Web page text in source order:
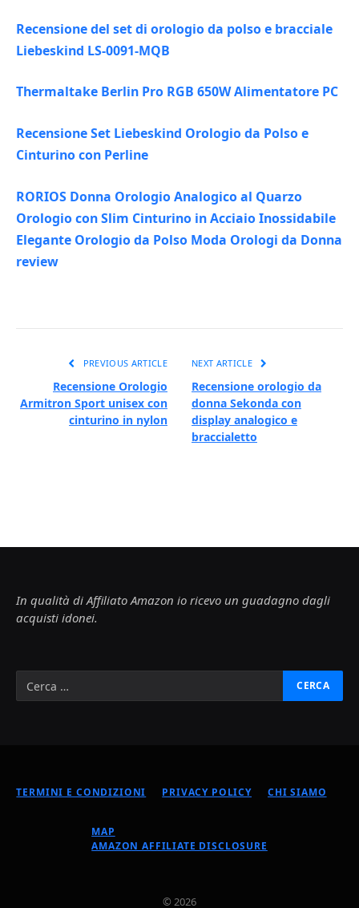
Recensione del set di orologio da polso e bracciale
Liebeskind LS-0091-MQB
Thermaltake Berlin Pro RGB 650W Alimentatore PC
Recensione Set Liebeskind Orologio da Polso e
Cinturino con Perline
RORIOS Donna Orologio Analogico al Quarzo
Orologio con Slim Cinturino in Acciaio Inossidabile
Elegante Orologio da Polso Moda Orologi da Donna
review
PREVIOUS ARTICLE
Recensione Orologio
Armitron Sport unisex con
cinturino in nylon
NEXT ARTICLE
Recensione orologio da
donna Sekonda con
display analogico e
braccialetto
In qualità di Affiliato Amazon io ricevo un guadagno dagli
acquisti idonei.
TERMINI E CONDIZIONI PRIVACY POLICY CHI SIAMO
MAP
AMAZON AFFILIATE DISCLOSURE
© 2026